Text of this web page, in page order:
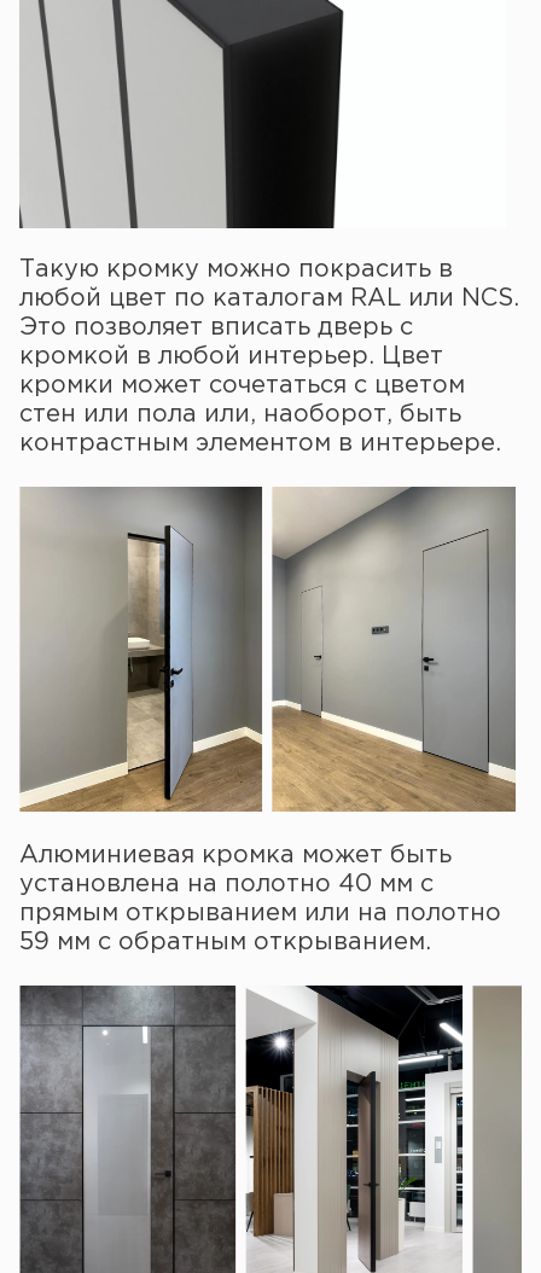
Такую кромку можно покрасить в
любой цвет по каталогам RAL или NCS.
Это позволяет вписать дверь с
кромкой в любой интерьер. Цвет
кромки может сочетаться с цветом
стен или пола или, наоборот, быть
контрастным элементом в интерьере.
Алюминиевая кромка может быть
установлена на полотно 40 мм с
прямым открыванием или на полотно
59 мм с обратным открыванием.